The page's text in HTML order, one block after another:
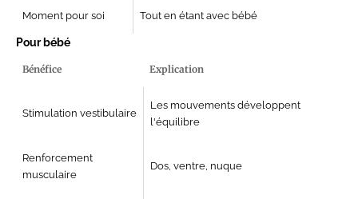
Moment pour soi Tout en étant avec bébé
Pour bébé
Bénéfice Explication
Stimulation vestibulaire
Les mouvements développent
l'équilibre
Renforcement
musculaire
Dos, ventre, nuque